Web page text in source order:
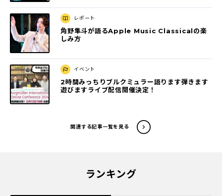
レポート
角野隼斗が語るApple Music Classicalの楽
しみ方
イベント
2時間みっちりブルクミュラー語ります弾きます
遊びますライブ配信開催決定！
関連する記事一覧を見る
ランキング